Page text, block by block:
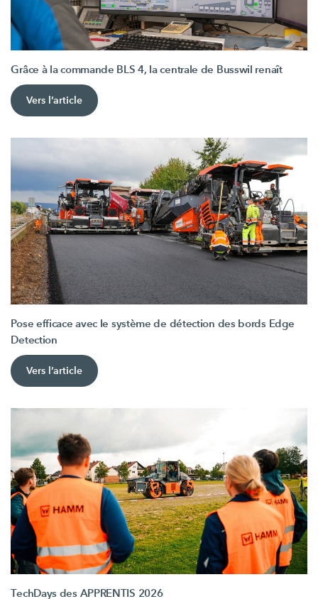
Grâce à la commande BLS 4, la centrale de Busswil renaît
Vers l’article
Pose efficace avec le système de détection des bords Edge
Detection
Vers l’article
TechDays des APPRENTIS 2026